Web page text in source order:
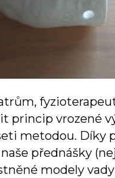
princip vrozené
metodou. Díky
přednášky
modely vady